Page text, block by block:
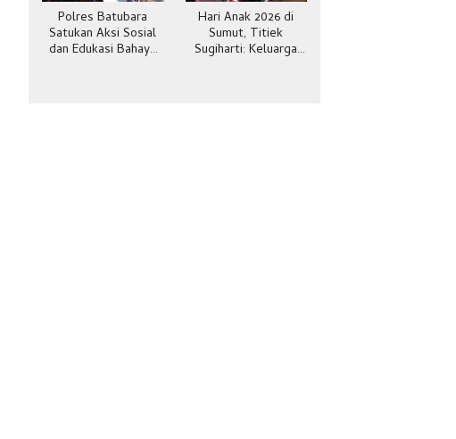
Polres Batubara
Satukan Aksi Sosial
dan Edukasi Bahaya
Hari Anak 2026 di
Sumut, Titiek
Sugiharti: Keluarga